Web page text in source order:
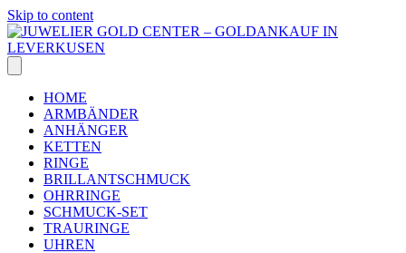
Skip to content
HOME
ARMBÄNDER
ANHÄNGER
KETTEN
RINGE
BRILLANTSCHMUCK
OHRRINGE
SCHMUCK-SET
TRAURINGE
UHREN